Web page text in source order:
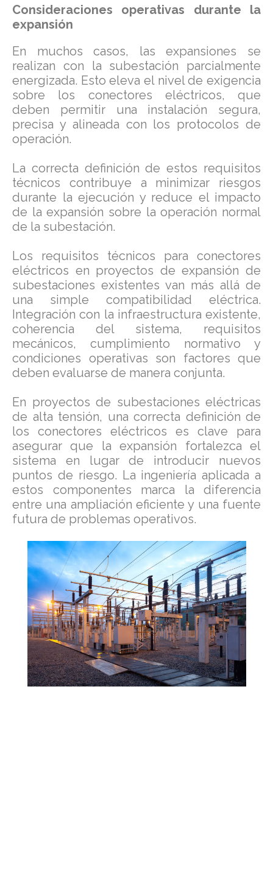
Consideraciones operativas durante la
expansión
En muchos casos, las expansiones se
realizan con la subestación parcialmente
energizada. Esto eleva el nivel de exigencia
sobre los conectores eléctricos, que
deben permitir una instalación segura,
precisa y alineada con los protocolos de
operación.
La correcta definición de estos requisitos
técnicos contribuye a minimizar riesgos
durante la ejecución y reduce el impacto
de la expansión sobre la operación normal
de la subestación.
Los requisitos técnicos para conectores
eléctricos en proyectos de expansión de
subestaciones existentes van más allá de
una simple compatibilidad eléctrica.
Integración con la infraestructura existente,
coherencia del sistema, requisitos
mecánicos, cumplimiento normativo y
condiciones operativas son factores que
deben evaluarse de manera conjunta.
En proyectos de subestaciones eléctricas
de alta tensión, una correcta definición de
los conectores eléctricos es clave para
asegurar que la expansión fortalezca el
sistema en lugar de introducir nuevos
puntos de riesgo. La ingeniería aplicada a
estos componentes marca la diferencia
entre una ampliación eficiente y una fuente
futura de problemas operativos.